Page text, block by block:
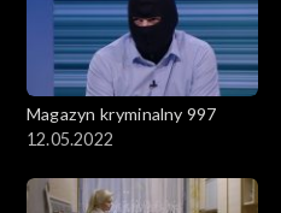
Magazyn kryminalny 997
12.05.2022